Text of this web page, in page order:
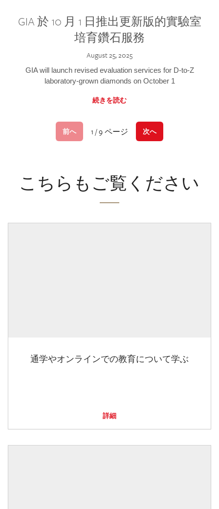
GIA 於 10 月 1 日推出更新版的實驗室
培育鑽石服務
August 25, 2025
GIA will launch revised evaluation services for D-to-Z
laboratory-grown diamonds on October 1
続きを読む
前へ 1 / 9 ページ 次へ
こちらもご覧ください
通学やオンラインでの教育について学ぶ
詳細